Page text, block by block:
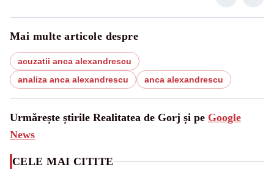
Mai multe articole despre
acuzatii anca alexandrescu
analiza anca alexandrescu
anca alexandrescu
Urmărește știrile Realitatea de Gorj și pe Google
News
CELE MAI CITITE